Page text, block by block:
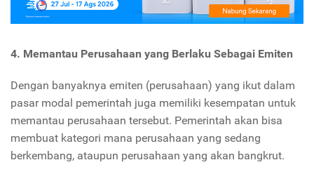
4. Memantau Perusahaan yang Berlaku Sebagai Emiten
Dengan banyaknya emiten (perusahaan) yang ikut dalam
pasar modal pemerintah juga memiliki kesempatan untuk
memantau perusahaan tersebut. Pemerintah akan bisa
membuat kategori mana perusahaan yang sedang
berkembang, ataupun perusahaan yang akan bangkrut.